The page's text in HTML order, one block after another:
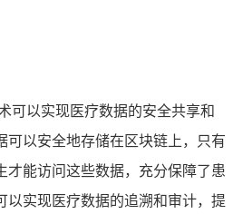
可以实现医疗数据的安全共享和
可以安全地存储在区块链上，只有
才能访问这些数据，充分保障了患
以实现医疗数据的追溯和审计，提